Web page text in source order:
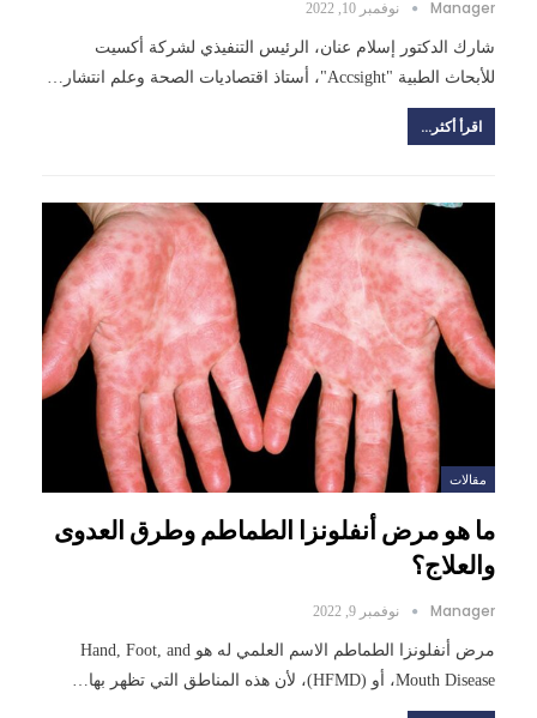
Manager نوفمبر 10, 2022
شارك الدكتور إسلام عنان، الرئيس التنفيذي لشركة أكسيت
للأبحاث الطبية "Accsight"، أستاذ اقتصاديات الصحة وعلم انتشار…
اقرأ أكثر...
مقالات
ما هو مرض أنفلونزا الطماطم وطرق العدوى
والعلاج؟
Manager نوفمبر 9, 2022
مرض أنفلونزا الطماطم الاسم العلمي له هو Hand, Foot, and
Mouth Disease، أو (HFMD)، لأن هذه المناطق التي تظهر بها…